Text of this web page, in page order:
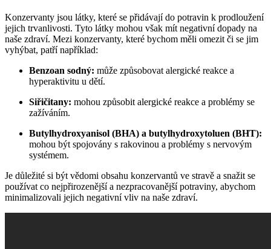
Konzervanty jsou látky, které se přidávají do potravin k prodloužení
jejich trvanlivosti. Tyto látky mohou však mít negativní dopady na
naše zdraví. Mezi konzervanty, které bychom měli omezit či se jim
vyhýbat, patří například:
Benzoan sodný: může způsobovat alergické reakce a
hyperaktivitu u dětí.
Siřičitany: mohou způsobit alergické reakce a problémy se
zažíváním.
Butylhydroxyanisol (BHA) a butylhydroxytoluen (BHT):
mohou být spojovány s rakovinou a problémy s nervovým
systémem.
Je důležité si být vědomi obsahu konzervantů ve stravě a snažit se
používat co nejpřirozenější a nezpracovanější potraviny, abychom
minimalizovali jejich negativní vliv na naše zdraví.